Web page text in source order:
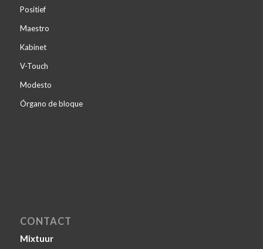
Positief
Maestro
Kabinet
V-Touch
Modesto
Órgano de bloque
CONTACT
Mixtuur